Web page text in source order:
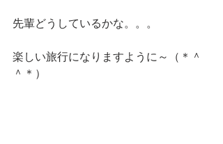
先輩どうしているかな。。。
楽しい旅行になりますように～（＊＾
＾＊）